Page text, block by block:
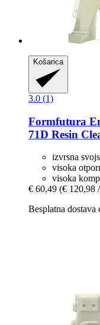
Košarica
3.0 (1)
Formfutura
71D Resin
izvrsna
visoka
visoka
€ 60,49 (€ 120,98
Besplatna dostava